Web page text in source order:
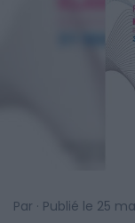
Par · Publié le 25